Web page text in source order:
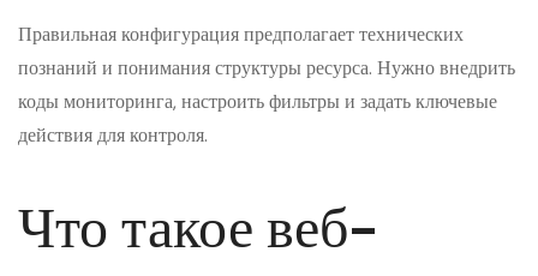
Правильная конфигурация предполагает технических
познаний и понимания структуры ресурса. Нужно внедрить
коды мониторинга, настроить фильтры и задать ключевые
действия для контроля.
Что такое веб-